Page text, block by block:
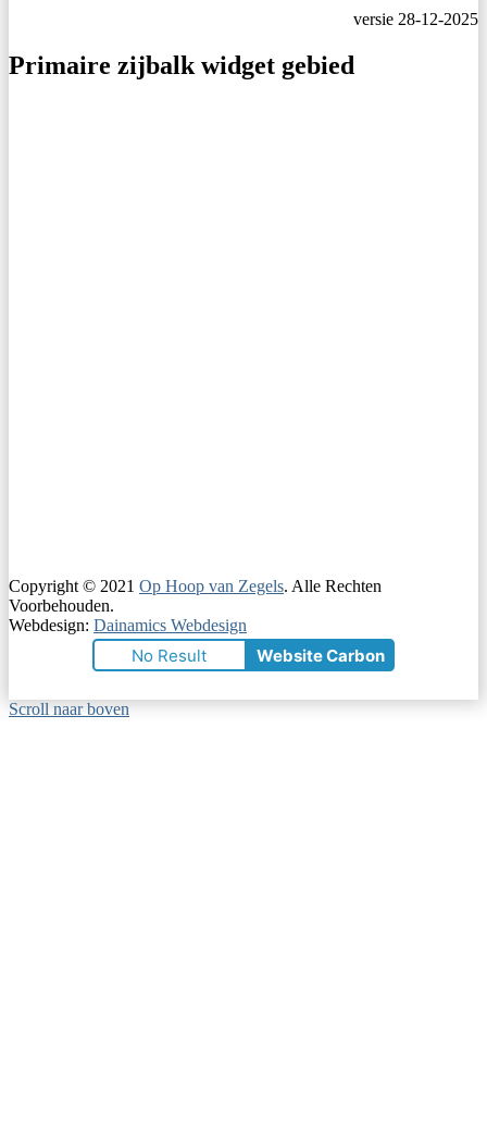
versie 28-12-2025
Primaire zijbalk widget gebied
Copyright © 2021 Op Hoop van Zegels. Alle Rechten
Voorbehouden.
Webdesign: Dainamics Webdesign
No Result Website Carbon
Scroll naar boven